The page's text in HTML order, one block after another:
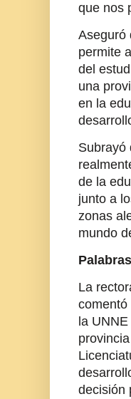
que nos
Aseguró
permite
del
una
en la
Subrayó
de la
junto a
zonas
mundo
La
comentó
la
decisión